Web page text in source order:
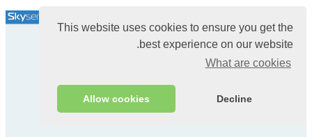
This website uses cookies to ensure you get the
best experience on our website.
What are cookies
Decline
Allow cookies